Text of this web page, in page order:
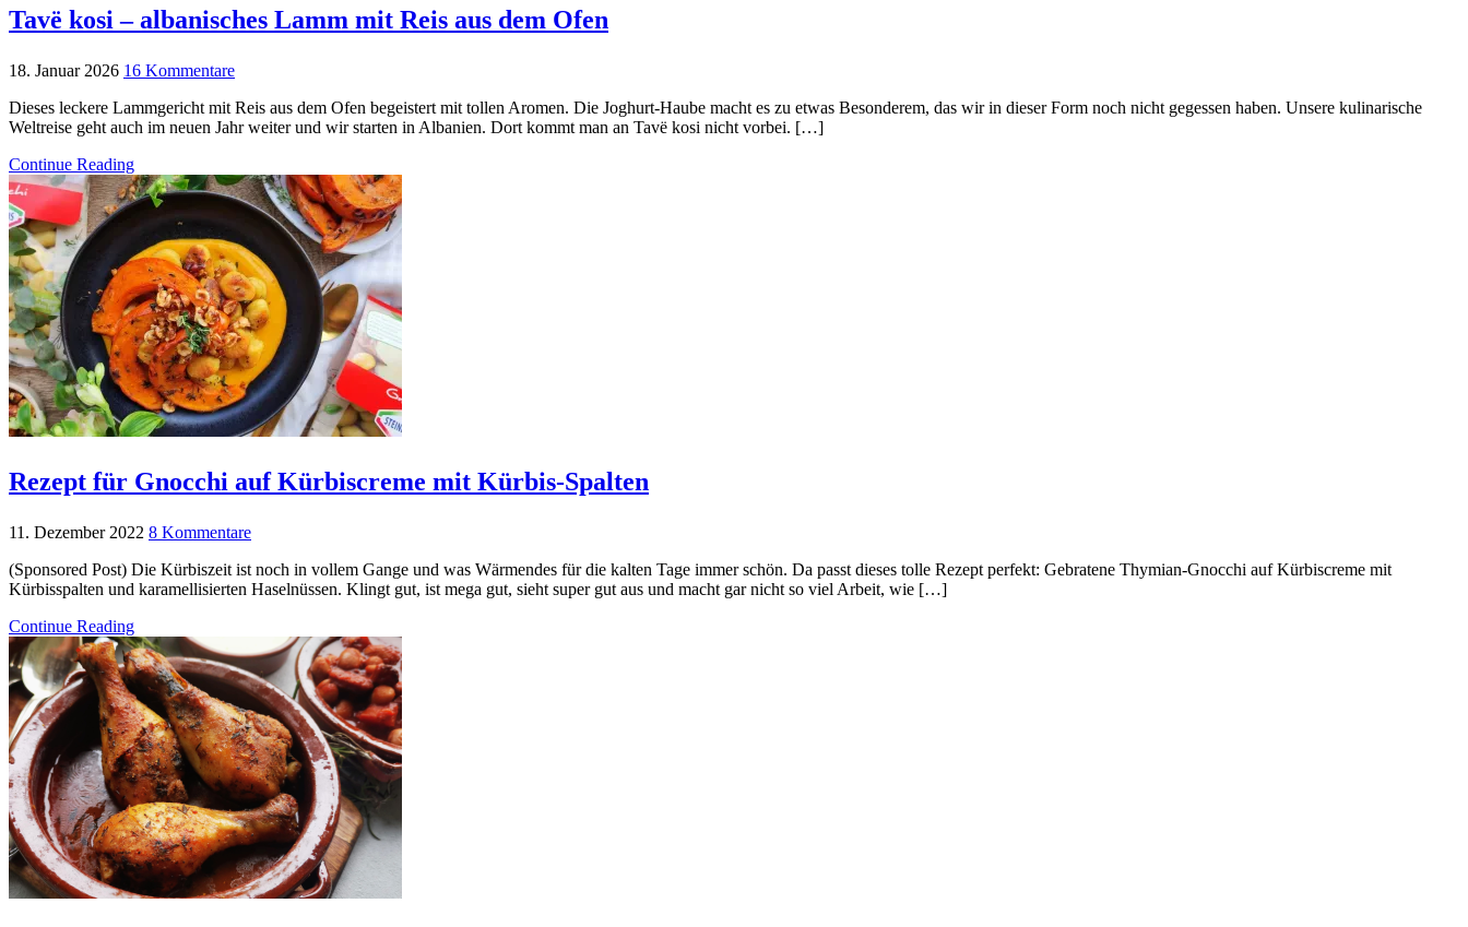
Tavë kosi – albanisches Lamm mit Reis aus dem Ofen
18. Januar 2026 16 Kommentare
Dieses leckere Lammgericht mit Reis aus dem Ofen begeistert mit tollen Aromen. Die Joghurt-Haube macht es zu etwas Besonderem, das wir in dieser Form noch nicht gegessen haben. Unsere kulinarische
Weltreise geht auch im neuen Jahr weiter und wir starten in Albanien. Dort kommt man an Tavë kosi nicht vorbei. […]
Continue Reading
Rezept für Gnocchi auf Kürbiscreme mit Kürbis-Spalten
11. Dezember 2022 8 Kommentare
(Sponsored Post) Die Kürbiszeit ist noch in vollem Gange und was Wärmendes für die kalten Tage immer schön. Da passt dieses tolle Rezept perfekt: Gebratene Thymian-Gnocchi auf Kürbiscreme mit
Kürbisspalten und karamellisierten Haselnüssen. Klingt gut, ist mega gut, sieht super gut aus und macht gar nicht so viel Arbeit, wie […]
Continue Reading